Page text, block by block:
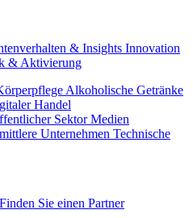
& Insights Innovation
& Aktivierung
Alkoholische Getränke
Handel
Sektor Medien
Unternehmen Technische
Finden Sie einen Partner